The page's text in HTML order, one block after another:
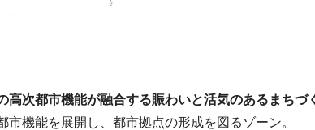
高次都市機能が融合する賑わいと活気のあるまちづ
機能を展開し、都市拠点の形成を図るゾーン。